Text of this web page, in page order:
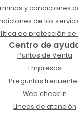
y condiciones
de los
de protección de
Centro de
Puntos de Venta
Empresas
Preguntas
Web check in
Lineas de atención